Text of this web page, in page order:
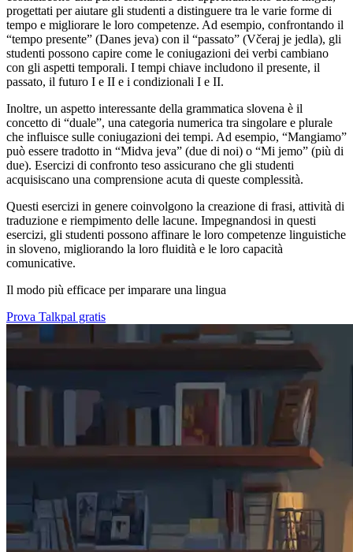
progettati per aiutare gli studenti a distinguere tra le varie forme di
tempo e migliorare le loro competenze. Ad esempio, confrontando il
“tempo presente” (Danes jeva) con il “passato” (Včeraj je jedla), gli
studenti possono capire come le coniugazioni dei verbi cambiano
con gli aspetti temporali. I tempi chiave includono il presente, il
passato, il futuro I e II e i condizionali I e II.
Inoltre, un aspetto interessante della grammatica slovena è il
concetto di “duale”, una categoria numerica tra singolare e plurale
che influisce sulle coniugazioni dei tempi. Ad esempio, “Mangiamo”
può essere tradotto in “Midva jeva” (due di noi) o “Mi jemo” (più di
due). Esercizi di confronto teso assicurano che gli studenti
acquisiscano una comprensione acuta di queste complessità.
Questi esercizi in genere coinvolgono la creazione di frasi, attività di
traduzione e riempimento delle lacune. Impegnandosi in questi
esercizi, gli studenti possono affinare le loro competenze linguistiche
in sloveno, migliorando la loro fluidità e le loro capacità
comunicative.
Il modo più efficace per imparare una lingua
Prova Talkpal gratis